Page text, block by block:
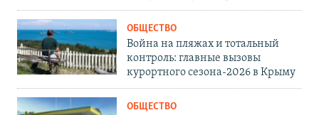
ОБЩЕСТВО
Война на пляжах и тотальный
контроль: главные вызовы
курортного сезона-2026 в Крыму
ОБЩЕСТВО